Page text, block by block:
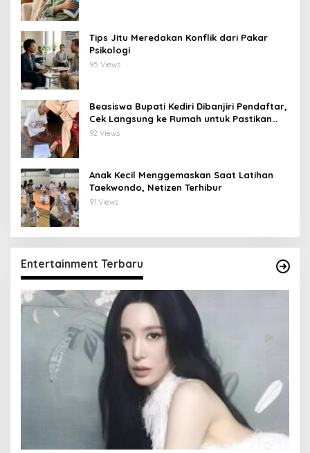
Tips Jitu Meredakan Konflik dari Pakar
Psikologi
95 Views
Beasiswa Bupati Kediri Dibanjiri Pendaftar,
Cek Langsung ke Rumah untuk Pastikan
Tepat Sasaran
92 Views
Anak Kecil Menggemaskan Saat Latihan
Taekwondo, Netizen Terhibur
91 Views
Entertainment Terbaru